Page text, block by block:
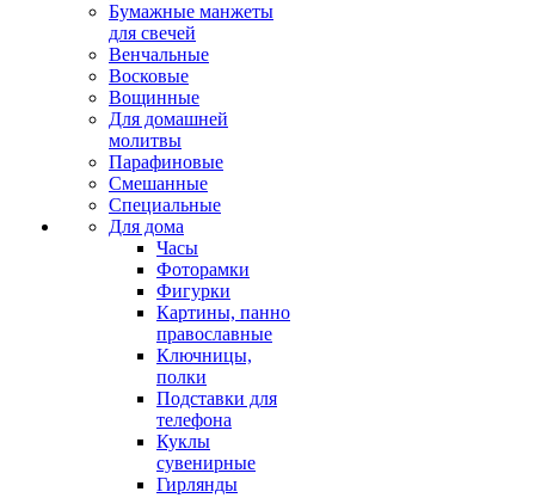
Бумажные манжеты
для свечей
Венчальные
Восковые
Вощинные
Для домашней
молитвы
Парафиновые
Смешанные
Специальные
Для дома
Часы
Фоторамки
Фигурки
Картины, панно
православные
Ключницы,
полки
Подставки для
телефона
Куклы
сувенирные
Гирлянды